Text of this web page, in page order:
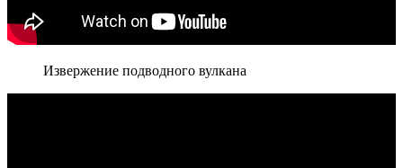
Извержение подводного вулкана